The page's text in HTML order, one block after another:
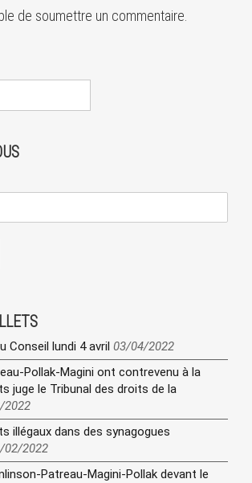
de soumettre un commentaire.
Conseil lundi 4 avril 03/04/2022
Pollak-Magini ont contrevenu à la
juge le Tribunal des droits de la
2022
illégaux dans des synagogues
02/2022
Patreau-Magini-Pollak devant le